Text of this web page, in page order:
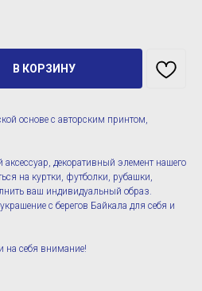
В КОРЗИНУ
основе с авторским принтом,
декоративный элемент нашего
на куртки, футболки, рубашки,
ваш индивидуальный образ.
с берегов Байкала для себя и
на себя внимание!